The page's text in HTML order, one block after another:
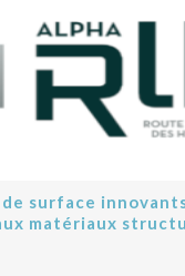
surface
matériaux